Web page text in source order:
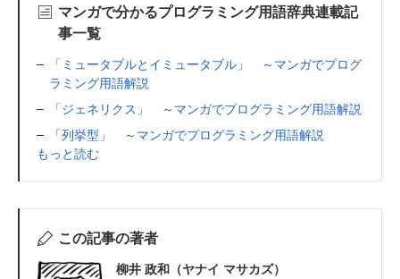
マンガで分かるプログラミング用語辞典連載記
事一覧
「ミュータブルとイミュータブル」 ～マンガでプログ
ラミング用語解説
「ジェネリクス」 ～マンガでプログラミング用語解説
「列挙型」 ～マンガでプログラミング用語解説
もっと読む
この記事の著者
柳井 政和（ヤナイ マサカズ）